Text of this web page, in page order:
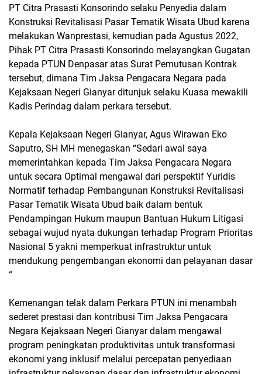
PT Citra Prasasti Konsorindo selaku Penyedia dalam
Konstruksi Revitalisasi Pasar Tematik Wisata Ubud karena
melakukan Wanprestasi, kemudian pada Agustus 2022,
Pihak PT Citra Prasasti Konsorindo melayangkan Gugatan
kepada PTUN Denpasar atas Surat Pemutusan Kontrak
tersebut, dimana Tim Jaksa Pengacara Negara pada
Kejaksaan Negeri Gianyar ditunjuk selaku Kuasa mewakili
Kadis Perindag dalam perkara tersebut.
Kepala Kejaksaan Negeri Gianyar, Agus Wirawan Eko
Saputro, SH MH menegaskan “Sedari awal saya
memerintahkan kepada Tim Jaksa Pengacara Negara
untuk secara Optimal mengawal dari perspektif Yuridis
Normatif terhadap Pembangunan Konstruksi Revitalisasi
Pasar Tematik Wisata Ubud baik dalam bentuk
Pendampingan Hukum maupun Bantuan Hukum Litigasi
sebagai wujud nyata dukungan terhadap Program Prioritas
Nasional 5 yakni memperkuat infrastruktur untuk
mendukung pengembangan ekonomi dan pelayanan dasar
“
Kemenangan telak dalam Perkara PTUN ini menambah
sederet prestasi dan kontribusi Tim Jaksa Pengacara
Negara Kejaksaan Negeri Gianyar dalam mengawal
program peningkatan produktivitas untuk transformasi
ekonomi yang inklusif melalui percepatan penyediaan